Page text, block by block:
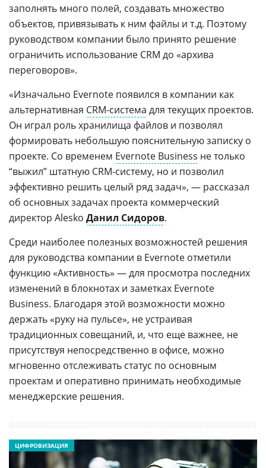
заполнять много полей, создавать множество
объектов, привязывать к ним файлы и т.д. Поэтому
руководством компании было принято решение
ограничить использование CRM до «архива
переговоров».
«Изначально Evernote появился в компании как
альтернативная CRM-система для текущих проектов.
Он играл роль хранилища файлов и позволял
формировать небольшую пояснительную записку о
проекте. Со временем Evernote Business не только
“выжил” штатную CRM-систему, но и позволил
эффективно решить целый ряд задач», — рассказал
об основных задачах проекта коммерческий
директор Alesko Данил Сидоров.
Среди наиболее полезных возможностей решения
для руководства компании в Evernote отметили
функцию «Активность» — для просмотра последних
изменений в блокнотах и заметках Evernote
Business. Благодаря этой возможности можно
держать «руку на пульсе», не устраивая
традиционных совещаний, и, что еще важнее, не
присутствуя непосредственно в офисе, можно
мгновенно отслеживать статус по основным
проектам и оперативно принимать необходимые
менеджерские решения.
ЦИФРОВИЗАЦИЯ